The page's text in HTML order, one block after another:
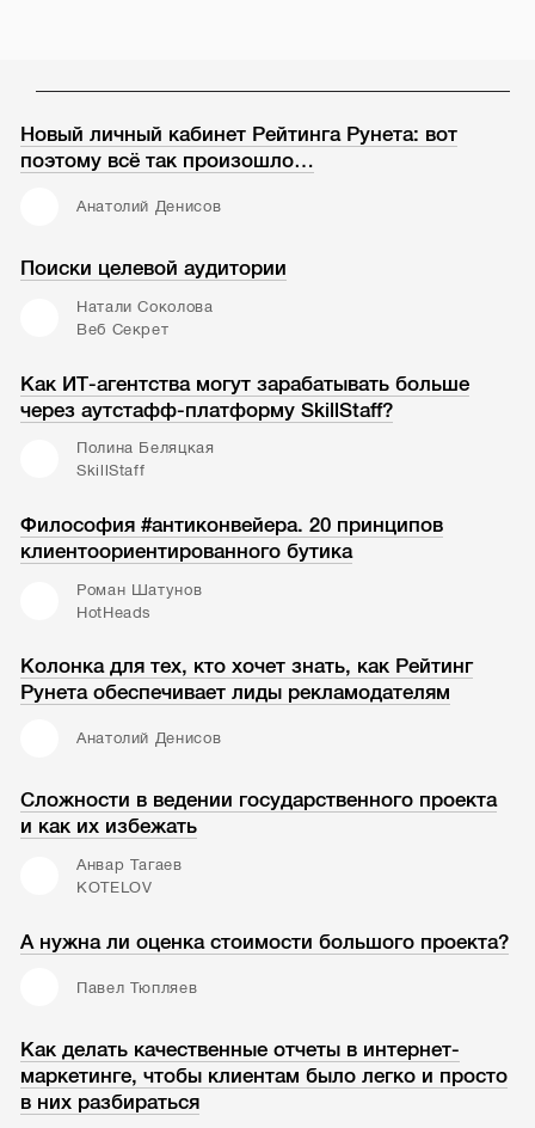
Новый личный кабинет Рейтинга Рунета: вот
поэтому всё так произошло…
Анатолий Денисов
Поиски целевой аудитории
Натали Соколова
Веб Секрет
Как ИТ-агентства могут зарабатывать больше
через аутстафф-платформу SkillStaff?
Полина Беляцкая
SkillStaff
Философия #антиконвейера. 20 принципов
клиентоориентированного бутика
Роман Шатунов
HotHeads
Колонка для тех, кто хочет знать, как Рейтинг
Рунета обеспечивает лиды рекламодателям
Анатолий Денисов
Сложности в ведении государственного проекта
и как их избежать
Анвар Тагаев
KOTELOV
А нужна ли оценка стоимости большого проекта?
Павел Тюпляев
Как делать качественные отчеты в интернет-
маркетинге, чтобы клиентам было легко и просто
в них разбираться